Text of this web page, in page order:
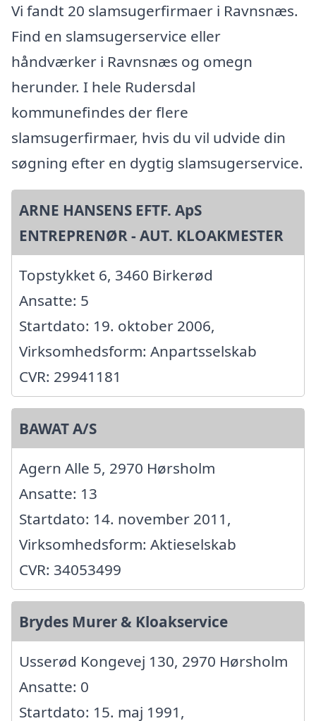
Vi fandt 20 slamsugerfirmaer i Ravnsnæs.
Find en slamsugerservice eller
håndværker i Ravnsnæs og omegn
herunder. I hele Rudersdal
kommunefindes der flere
slamsugerfirmaer, hvis du vil udvide din
søgning efter en dygtig slamsugerservice.
ARNE HANSENS EFTF. ApS
ENTREPRENØR - AUT. KLOAKMESTER
Topstykket 6, 3460 Birkerød
Ansatte: 5
Startdato: 19. oktober 2006,
Virksomhedsform: Anpartsselskab
CVR: 29941181
BAWAT A/S
Agern Alle 5, 2970 Hørsholm
Ansatte: 13
Startdato: 14. november 2011,
Virksomhedsform: Aktieselskab
CVR: 34053499
Brydes Murer & Kloakservice
Usserød Kongevej 130, 2970 Hørsholm
Ansatte: 0
Startdato: 15. maj 1991,